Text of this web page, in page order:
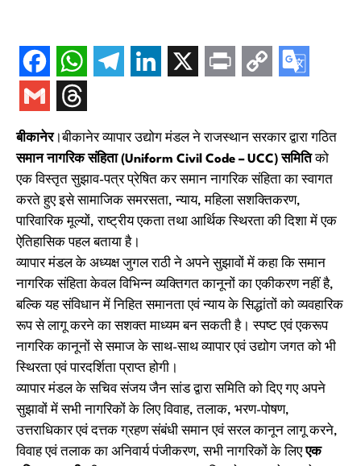
बीकानेर।बीकानेर व्यापार उद्योग मंडल ने राजस्थान सरकार द्वारा गठित
समान नागरिक संहिता (Uniform Civil Code – UCC) समितिको
एक विस्तृत सुझाव-पत्र प्रेषित कर समान नागरिक संहिता का स्वागत
करते हुए इसे सामाजिक समरसता, न्याय, महिला सशक्तिकरण,
पारिवारिक मूल्यों, राष्ट्रीय एकता तथा आर्थिक स्थिरता की दिशा में एक
ऐतिहासिक पहल बताया है।
व्यापार मंडल के अध्यक्ष जुगल राठी ने अपने सुझावों में कहा कि समान
नागरिक संहिता केवल विभिन्न व्यक्तिगत कानूनों का एकीकरण नहीं है,
बल्कि यह संविधान में निहित समानता एवं न्याय के सिद्धांतों को व्यवहारिक
रूप से लागू करने का सशक्त माध्यम बन सकती है। स्पष्ट एवं एकरूप
नागरिक कानूनों से समाज के साथ-साथ व्यापार एवं उद्योग जगत को भी
स्थिरता एवं पारदर्शिता प्राप्त होगी।
व्यापार मंडल के सचिव संजय जैन सांड द्वारा समिति को दिए गए अपने
सुझावों में सभी नागरिकों के लिए विवाह, तलाक, भरण-पोषण,
उत्तराधिकार एवं दत्तक ग्रहण संबंधी समान एवं सरल कानून लागू करने,
विवाह एवं तलाक का अनिवार्य पंजीकरण, सभी नागरिकों के लिएएक